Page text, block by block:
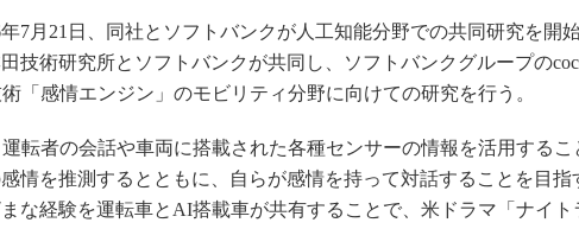
産業オープンネット展
無償設計ツール
3Dプリンタ
デジタルツインとCAE
S＆OP
インダストリー4.0
イノベーション
7月21日、同社とソフトバンクが人工知能分野での共同研究を開
技術研究所とソフトバンクが共同し、ソフトバンクグループの
「感情エンジン」のモビリティ分野に向けての研究を行う。
転者の会話や車両に搭載された各種センサーの情報を活用するこ
情を推測するとともに、自らが感情を持って対話することを目指
な経験を運転車とAI搭載車が共有することで、米ドラマ「ナイト